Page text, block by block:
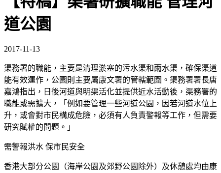
道公園
2017-11-13
渠務署的職能，主要是清理淤塞的污水渠和雨水渠，確保渠道
能有效運作，公園則主要屬康文署的管轄範圍。渠務署署長唐
嘉鴻指出，日後河道與明渠活化並提供近水活動後，渠務署的
職能或需擴大，「例如要管理一些河道公園，因若河道水位上
升，或會對市民構成危險，必須有人負責警報等工作，但需要
研究賦權的問題。」
需警報洪水 保市民安全
香港大部分公園（海岸公園及郊野公園除外）及休憩處均由康